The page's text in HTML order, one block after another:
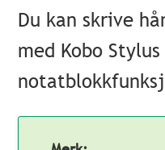
Du kan skrive
med Kobo Stylus